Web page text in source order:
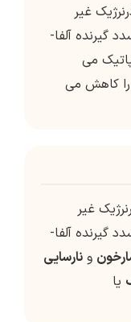
غیر
گیرنده آلفا-
می
را کاهش می
غیر
گیرنده آلفا-
و نارسایی
یا